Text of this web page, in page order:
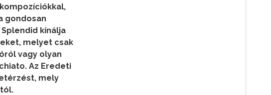
gondosan
Splendid kínálja
melyet csak
vagy olyan
Az Eredeti
mely